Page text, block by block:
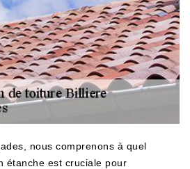
nous comprenons à quel
étanche est cruciale pour